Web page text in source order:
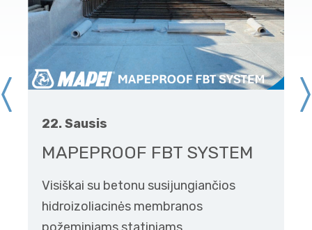
22. Sausis
MAPEPROOF FBT SYSTEM
Visiškai su betonu susijungiančios
hidroizoliacinės membranos